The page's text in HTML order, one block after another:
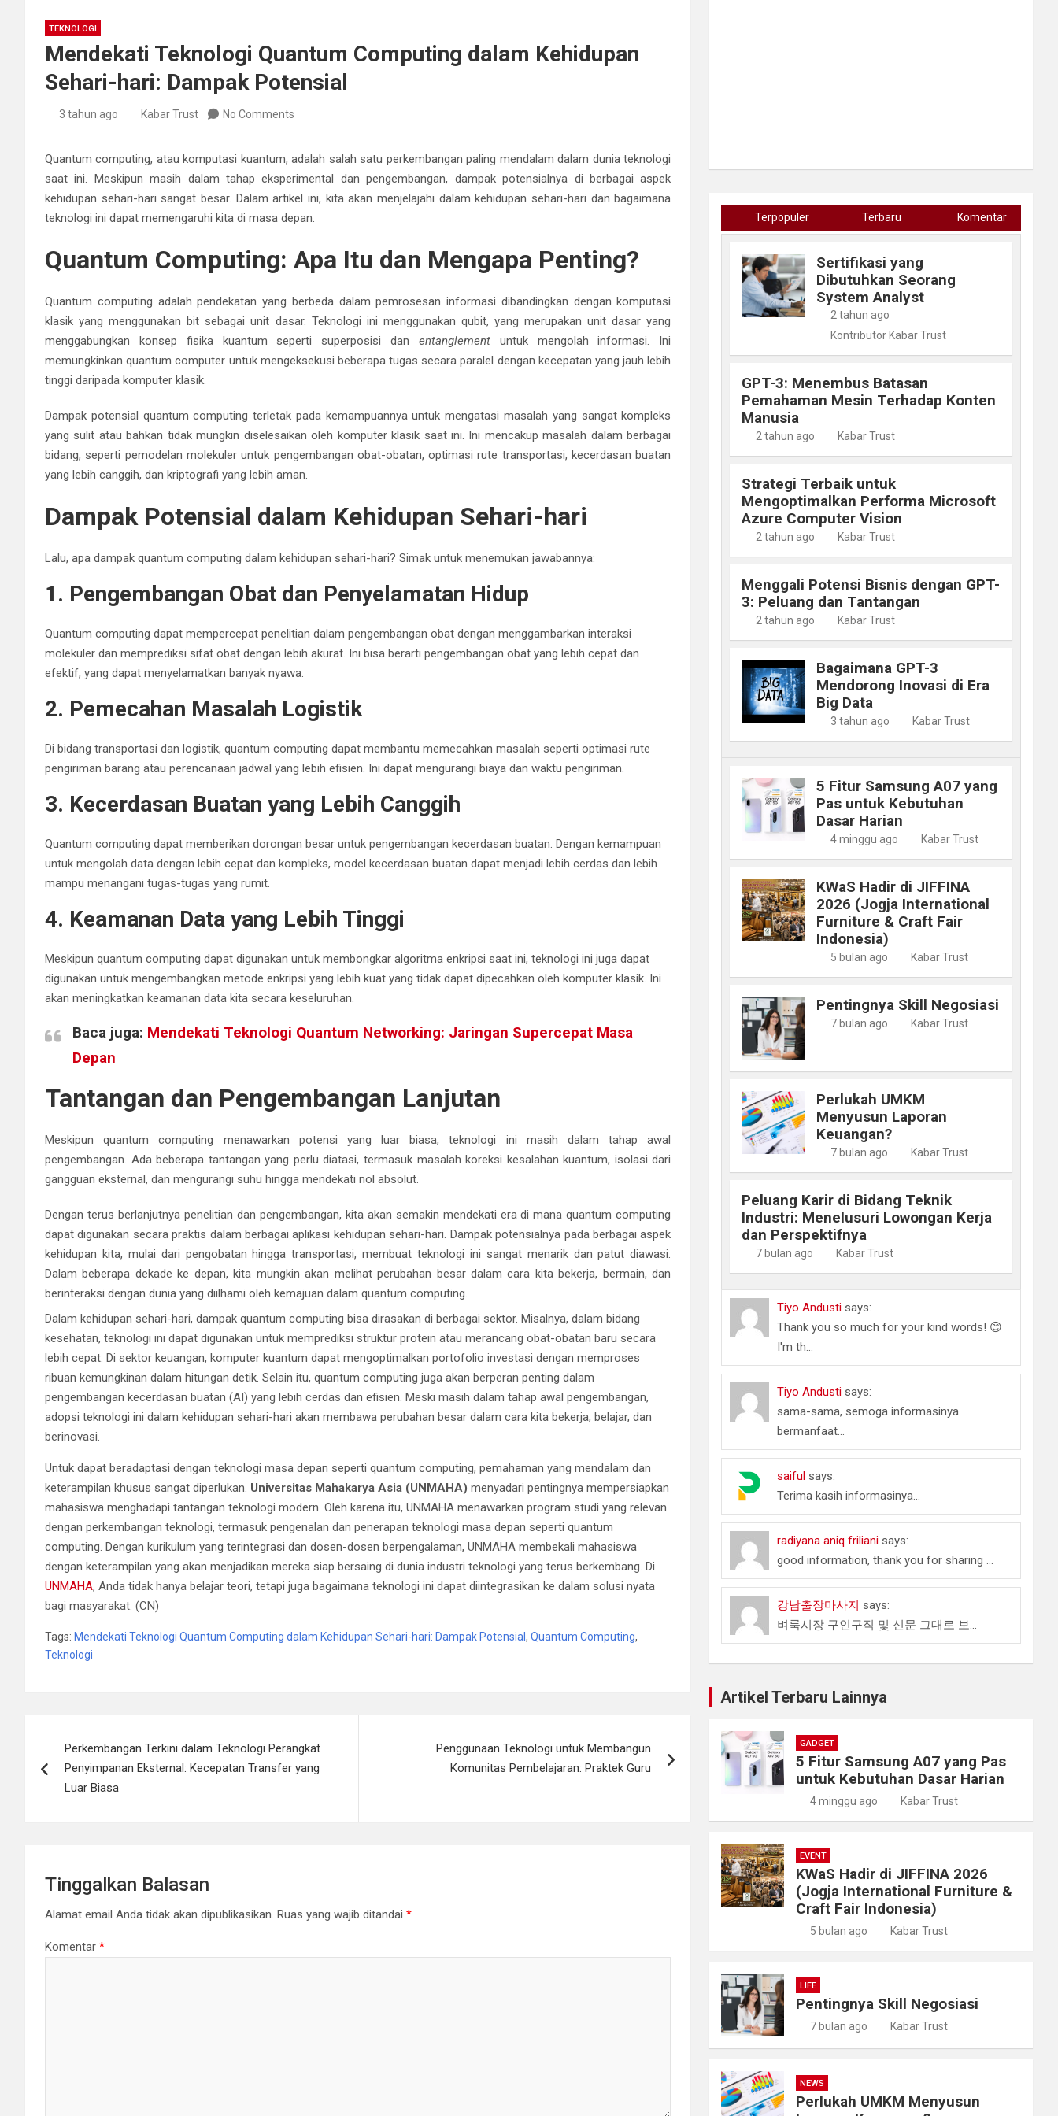
TEKNOLOGI
Mendekati Teknologi Quantum Computing dalam Kehidupan
Sehari-hari: Dampak Potensial
3 tahun ago Kabar Trust No Comments
Quantum computing, atau komputasi kuantum, adalah salah satu perkembangan paling mendalam dalam dunia teknologi
saat ini. Meskipun masih dalam tahap eksperimental dan pengembangan, dampak potensialnya di berbagai aspek
kehidupan sehari-hari sangat besar. Dalam artikel ini, kita akan menjelajahi dalam kehidupan sehari-hari dan bagaimana
teknologi ini dapat memengaruhi kita di masa depan.
Quantum Computing: Apa Itu dan Mengapa Penting?
Quantum computing adalah pendekatan yang berbeda dalam pemrosesan informasi dibandingkan dengan komputasi
klasik yang menggunakan bit sebagai unit dasar. Teknologi ini menggunakan qubit, yang merupakan unit dasar yang
menggabungkan konsep fisika kuantum seperti superposisi dan entanglementuntuk mengolah informasi. Ini
memungkinkan quantum computer untuk mengeksekusi beberapa tugas secara paralel dengan kecepatan yang jauh lebih
tinggi daripada komputer klasik.
Dampak potensial quantum computing terletak pada kemampuannya untuk mengatasi masalah yang sangat kompleks
yang sulit atau bahkan tidak mungkin diselesaikan oleh komputer klasik saat ini. Ini mencakup masalah dalam berbagai
bidang, seperti pemodelan molekuler untuk pengembangan obat-obatan, optimasi rute transportasi, kecerdasan buatan
yang lebih canggih, dan kriptografi yang lebih aman.
Dampak Potensial dalam Kehidupan Sehari-hari
Lalu, apa dampak quantum computing dalam kehidupan sehari-hari? Simak untuk menemukan jawabannya:
1. Pengembangan Obat dan Penyelamatan Hidup
Quantum computing dapat mempercepat penelitian dalam pengembangan obat dengan menggambarkan interaksi
molekuler dan memprediksi sifat obat dengan lebih akurat. Ini bisa berarti pengembangan obat yang lebih cepat dan
efektif, yang dapat menyelamatkan banyak nyawa.
2. Pemecahan Masalah Logistik
Di bidang transportasi dan logistik, quantum computing dapat membantu memecahkan masalah seperti optimasi rute
pengiriman barang atau perencanaan jadwal yang lebih efisien. Ini dapat mengurangi biaya dan waktu pengiriman.
3. Kecerdasan Buatan yang Lebih Canggih
Quantum computing dapat memberikan dorongan besar untuk pengembangan kecerdasan buatan. Dengan kemampuan
untuk mengolah data dengan lebih cepat dan kompleks, model kecerdasan buatan dapat menjadi lebih cerdas dan lebih
mampu menangani tugas-tugas yang rumit.
4. Keamanan Data yang Lebih Tinggi
Meskipun quantum computing dapat digunakan untuk membongkar algoritma enkripsi saat ini, teknologi ini juga dapat
digunakan untuk mengembangkan metode enkripsi yang lebih kuat yang tidak dapat dipecahkan oleh komputer klasik. Ini
akan meningkatkan keamanan data kita secara keseluruhan.
Baca juga: Mendekati Teknologi Quantum Networking: Jaringan Supercepat Masa
Depan
Tantangan dan Pengembangan Lanjutan
Meskipun quantum computing menawarkan potensi yang luar biasa, teknologi ini masih dalam tahap awal
pengembangan. Ada beberapa tantangan yang perlu diatasi, termasuk masalah koreksi kesalahan kuantum, isolasi dari
gangguan eksternal, dan mengurangi suhu hingga mendekati nol absolut.
Dengan terus berlanjutnya penelitian dan pengembangan, kita akan semakin mendekati era di mana quantum computing
dapat digunakan secara praktis dalam berbagai aplikasi kehidupan sehari-hari. Dampak potensialnya pada berbagai aspek
kehidupan kita, mulai dari pengobatan hingga transportasi, membuat teknologi ini sangat menarik dan patut diawasi.
Dalam beberapa dekade ke depan, kita mungkin akan melihat perubahan besar dalam cara kita bekerja, bermain, dan
berinteraksi dengan dunia yang diilhami oleh kemajuan dalam quantum computing.
Dalam kehidupan sehari-hari, dampak quantum computing bisa dirasakan di berbagai sektor. Misalnya, dalam bidang
kesehatan, teknologi ini dapat digunakan untuk memprediksi struktur protein atau merancang obat-obatan baru secara
lebih cepat. Di sektor keuangan, komputer kuantum dapat mengoptimalkan portofolio investasi dengan memproses
ribuan kemungkinan dalam hitungan detik. Selain itu, quantum computing juga akan berperan penting dalam
pengembangan kecerdasan buatan (AI) yang lebih cerdas dan efisien. Meski masih dalam tahap awal pengembangan,
adopsi teknologi ini dalam kehidupan sehari-hari akan membawa perubahan besar dalam cara kita bekerja, belajar, dan
berinovasi.
Untuk dapat beradaptasi dengan teknologi masa depan seperti quantum computing, pemahaman yang mendalam dan
keterampilan khusus sangat diperlukan. Universitas Mahakarya Asia (UNMAHA) menyadari pentingnya mempersiapkan
mahasiswa menghadapi tantangan teknologi modern. Oleh karena itu, UNMAHA menawarkan program studi yang relevan
dengan perkembangan teknologi, termasuk pengenalan dan penerapan teknologi masa depan seperti quantum
computing. Dengan kurikulum yang terintegrasi dan dosen-dosen berpengalaman, UNMAHA membekali mahasiswa
dengan keterampilan yang akan menjadikan mereka siap bersaing di dunia industri teknologi yang terus berkembang. Di
UNMAHA, Anda tidak hanya belajar teori, tetapi juga bagaimana teknologi ini dapat diintegrasikan ke dalam solusi nyata
bagi masyarakat. (CN)
Tags: Mendekati Teknologi Quantum Computing dalam Kehidupan Sehari-hari: Dampak Potensial , Quantum Computing,
Teknologi
posPerkembangan Terkini dalam Teknologi Perangkat
Penyimpanan Eksternal: Kecepatan Transfer yang
Luar Biasa
Penggunaan Teknologi untuk Membangun
Komunitas Pembelajaran: Praktek Guru
Tinggalkan Balasan
Alamat email Anda tidak akan dipublikasikan. Ruas yang wajib ditandai *
Komentar *
Terpopuler Terbaru Komentar
Sertifikasi yang
Dibutuhkan Seorang
System Analyst
2 tahun ago
Kontributor Kabar Trust
GPT-3: Menembus Batasan
Pemahaman Mesin Terhadap Konten
Manusia
2 tahun ago Kabar Trust
Strategi Terbaik untuk
Mengoptimalkan Performa Microsoft
Azure Computer Vision
2 tahun ago Kabar Trust
Menggali Potensi Bisnis dengan GPT-
3: Peluang dan Tantangan
2 tahun ago Kabar Trust
Bagaimana GPT-3
Mendorong Inovasi di Era
Big Data
3 tahun ago Kabar Trust
5 Fitur Samsung A07 yang
Pas untuk Kebutuhan
Dasar Harian
4 minggu ago Kabar Trust
KWaS Hadir di JIFFINA
2026 (Jogja International
Furniture & Craft Fair
Indonesia)
5 bulan ago Kabar Trust
Pentingnya Skill Negosiasi
7 bulan ago Kabar Trust
Perlukah UMKM
Menyusun Laporan
Keuangan?
7 bulan ago Kabar Trust
Peluang Karir di Bidang Teknik
Industri: Menelusuri Lowongan Kerja
dan Perspektifnya
7 bulan ago Kabar Trust
Tiyo Andusti says:
Thank you so much for your kind words! 😊
I'm th...
Tiyo Andusti says:
sama-sama, semoga informasinya
bermanfaat...
saiful says:
Terima kasih informasinya...
radiyana aniq friliani says:
good information, thank you for sharing ...
강남출장마사지 says:
벼룩시장 구인구직 및 신문 그대로 보...
Artikel Terbaru Lainnya
GADGET
5 Fitur Samsung A07 yang Pas
untuk Kebutuhan Dasar Harian
4 minggu ago Kabar Trust
EVENT
KWaS Hadir di JIFFINA 2026
(Jogja International Furniture &
Craft Fair Indonesia)
5 bulan ago Kabar Trust
LIFE
Pentingnya Skill Negosiasi
7 bulan ago Kabar Trust
NEWS
Perlukah UMKM Menyusun